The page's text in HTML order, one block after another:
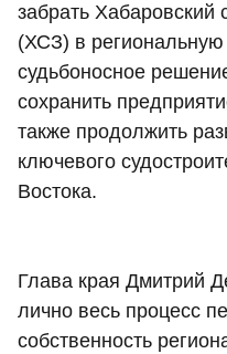
забрать Хабаровский
(ХСЗ) в региональную
судьбоносное
сохранить
также продолжить
ключевого
Востока.
Глава края Дмитрий
лично весь процесс
собственность